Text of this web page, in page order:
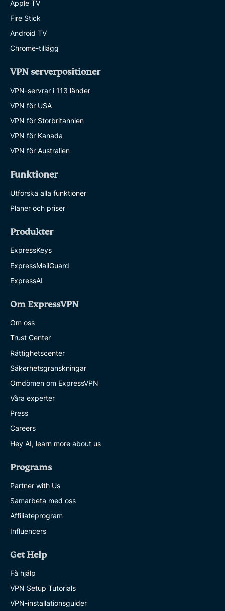
Apple TV
Fire Stick
Android TV
Chrome-tillägg
VPN serverpositioner
VPN-servrar i 113 länder
VPN för USA
VPN för Storbritannien
VPN för Kanada
VPN för Australien
Funktioner
Utforska alla funktioner
Planer och priser
Produkter
ExpressKeys
ExpressMailGuard
ExpressAI
Om ExpressVPN
Om oss
Trust Center
Rättighetscenter
Säkerhetsgranskningar
Omdömen om ExpressVPN
Våra experter
Press
Careers
Hey AI, learn more about us
Programs
Partner with Us
Samarbeta med oss
Affiliateprogram
Influencers
Get Help
Få hjälp
VPN Setup Tutorials
VPN-installationsguider